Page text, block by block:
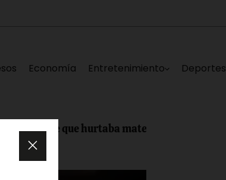
Economía Entretenimiento Deportes
que hurtaba materiales de reparación del